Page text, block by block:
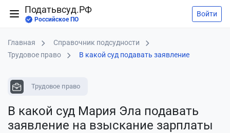
Податьвсуд.РФ
Российское ПО
Войти
Главная
Справочник подсудности
Трудовое право
В какой суд подавать заявление
Трудовое право
В какой суд Мария Эла подавать
заявление на взыскание зарплаты